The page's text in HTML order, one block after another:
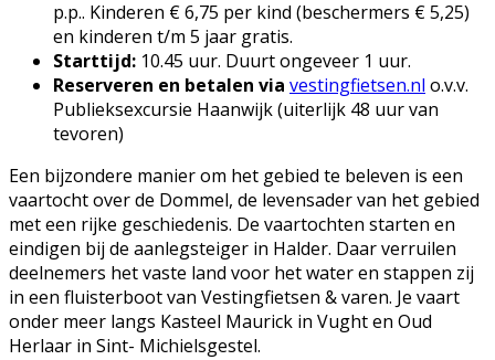
p.p.. Kinderen € 6,75 per kind (beschermers € 5,25)
en kinderen t/m 5 jaar gratis.
Starttijd: 10.45 uur. Duurt ongeveer 1 uur.
Reserveren en betalen via vestingfietsen.nl o.v.v.
Publieksexcursie Haanwijk (uiterlijk 48 uur van
tevoren)
Een bijzondere manier om het gebied te beleven is een
vaartocht over de Dommel, de levensader van het gebied
met een rijke geschiedenis. De vaartochten starten en
eindigen bij de aanlegsteiger in Halder. Daar verruilen
deelnemers het vaste land voor het water en stappen zij
in een fluisterboot van Vestingfietsen & varen. Je vaart
onder meer langs Kasteel Maurick in Vught en Oud
Herlaar in Sint- Michielsgestel.